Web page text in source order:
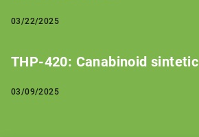
03/22/2025
THP-420: Canabinoid sintetic
03/09/2025